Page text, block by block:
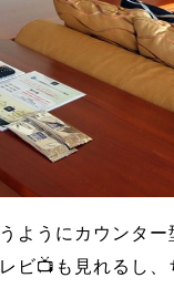
ようにカウンター
ビ📺も見れるし、